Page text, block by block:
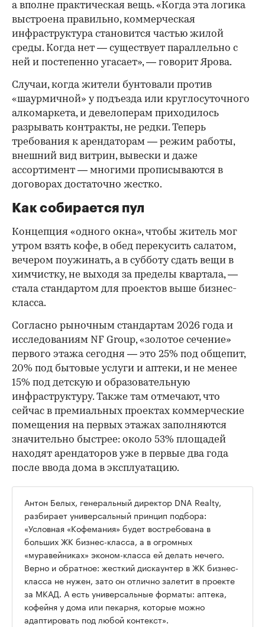
а вполне практическая вещь. «Когда эта логика
выстроена правильно, коммерческая
инфраструктура становится частью жилой
среды. Когда нет — существует параллельно с
ней и постепенно угасает», — говорит Ярова.
Случаи, когда жители бунтовали против
«шаурмичной» у подъезда или круглосуточного
алкомаркета, и девелоперам приходилось
разрывать контракты, не редки. Теперь
требования к арендаторам — режим работы,
внешний вид витрин, вывески и даже
ассортимент — многими прописываются в
договорах достаточно жестко.
Как собирается пул
Концепция «одного окна», чтобы житель мог
утром взять кофе, в обед перекусить салатом,
вечером поужинать, а в субботу сдать вещи в
химчистку, не выходя за пределы квартала, —
стала стандартом для проектов выше бизнес-
класса.
Согласно рыночным стандартам 2026 года и
исследованиям NF Group, «золотое сечение»
первого этажа сегодня — это 25% под общепит,
20% под бытовые услуги и аптеки, и не менее
15% под детскую и образовательную
инфраструктуру. Также там отмечают, что
сейчас в премиальных проектах коммерческие
помещения на первых этажах заполняются
значительно быстрее: около 53% площадей
находят арендаторов уже в первые два года
после ввода дома в эксплуатацию.
Антон Белых, генеральный директор DNA Realty,
разбирает универсальный принцип подбора:
«Условная «Кофемания» будет востребована в
больших ЖК бизнес-класса, а в огромных
«муравейниках» эконом-класса ей делать нечего.
Верно и обратное: жесткий дискаунтер в ЖК бизнес-
класса не нужен, зато он отлично залетит в проекте
за МКАД. А есть универсальные форматы: аптека,
кофейня у дома или пекарня, которые можно
адаптировать под любой контекст».